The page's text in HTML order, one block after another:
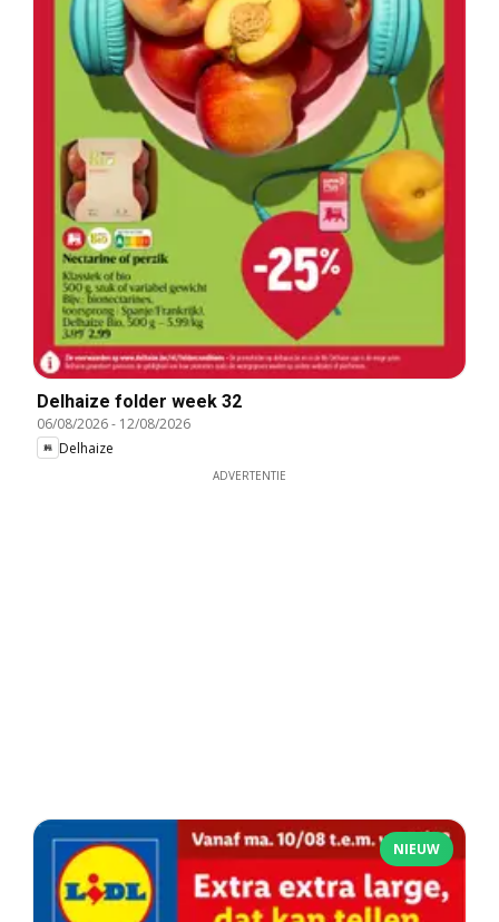
Delhaize folder week 32
06/08/2026- 12/08/2026
Delhaize
ADVERTENTIE
NIEUW